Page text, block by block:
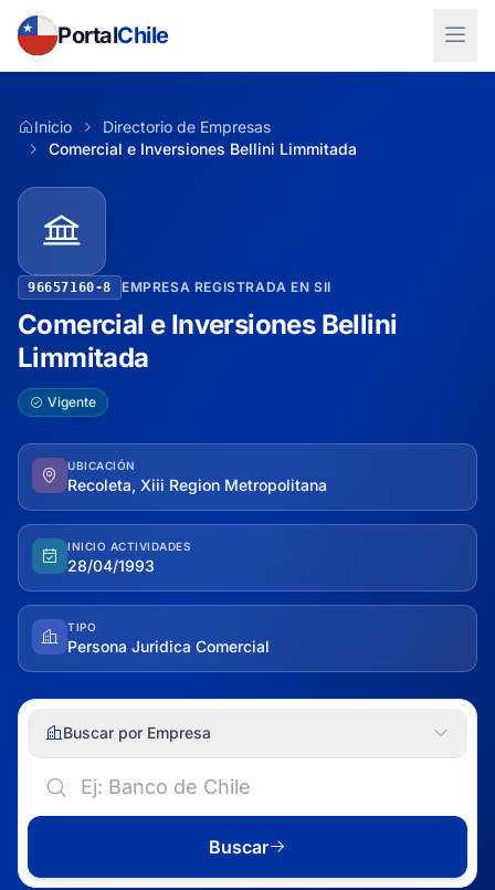
PortalChile
Inicio
Directorio de Empresas
Comercial e Inversiones Bellini Limmitada
96657160-8 EMPRESA REGISTRADA EN SII
Comercial e Inversiones Bellini
Limmitada
Vigente
UBICACIÓN
Recoleta, Xiii Region Metropolitana
INICIO ACTIVIDADES
28/04/1993
TIPO
Persona Juridica Comercial
Buscar por Empresa
Buscar